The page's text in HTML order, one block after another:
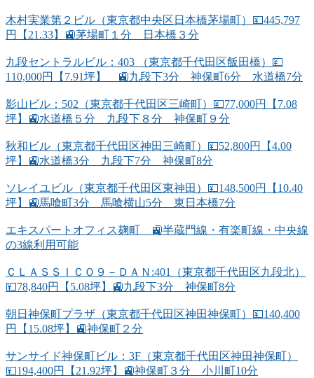
木村実業第２ビル（東京都中央区日本橋茅場町）💴445,797
円【21.33】🚉茅場町１分 日本橋３分
九段セントラルビル：403 （東京都千代田区飯田橋）💴
110,000円【7.91坪】 🚉九段下3分 神保町6分 水道橋7分
影山ビル：502（東京都千代田区三崎町）💴77,000円【7.08
坪】🚉水道橋５分 九段下８分 神保町９分
秋和ビル（東京都千代田区神田三崎町）💴52,800円【4.00
坪】🚉水道橋3分 九段下7分 神保町8分
ソレイユビル（東京都千代田区東神田）💴148,500円【10.40
坪】🚉馬喰町3分 馬喰横山5分 東日本橋7分
エキスパートオフィス麹町 🚉半蔵門線・有楽町線・中央線
の3線利用可能
ＣＬＡＳＳＩＣＯ９－ＤＡＮ:401（東京都千代田区九段北）
💴78,840円【5.08坪】🚉九段下3分 神保町8分
朝日神保町プラザ（東京都千代田区神田神保町）💴140,400
円【15.08坪】🚉神保町２分
サンサイド神保町ビル：3F（東京都千代田区神田神保町）
💴194,400円【21.92坪】🚉神保町３分 小川町10分